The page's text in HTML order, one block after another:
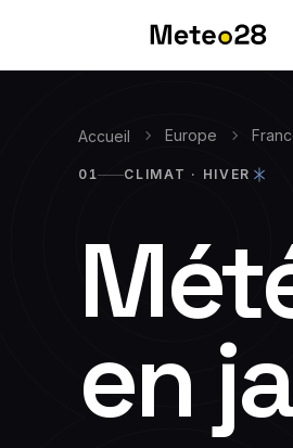
Accueil Europe
01 CLIMAT · HIVER
en